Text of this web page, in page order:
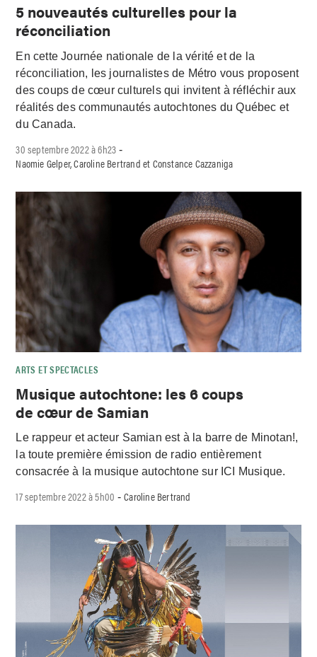
5 nouveautés culturelles pour la
réconciliation
En cette Journée nationale de la vérité et de la
réconciliation, les journalistes de Métro vous proposent
des coups de cœur culturels qui invitent à réfléchir aux
réalités des communautés autochtones du Québec et
du Canada.
30 septembre 2022 à 6h23 -
Naomie Gelper, Caroline Bertrand et Constance Cazzaniga
ARTS ET SPECTACLES
Musique autochtone: les 6 coups
de cœur de Samian
Le rappeur et acteur Samian est à la barre de Minotan!,
la toute première émission de radio entièrement
consacrée à la musique autochtone sur ICI Musique.
17 septembre 2022 à 5h00 -Caroline Bertrand